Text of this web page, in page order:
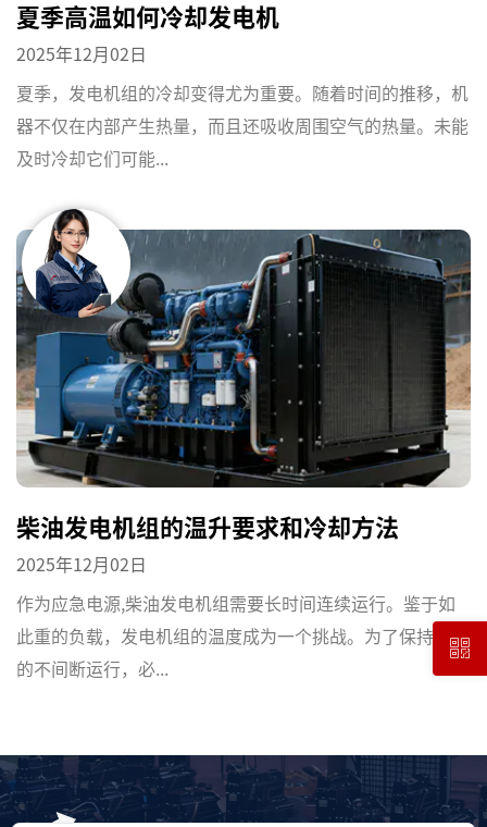
夏季高温如何冷却发电机
2025年12月02日
夏季，发电机组的冷却变得尤为重要。随着时间的推移，机
器不仅在内部产生热量，而且还吸收周围空气的热量。未能
及时冷却它们可能...
柴油发电机组的温升要求和冷却方法
2025年12月02日
作为应急电源,柴油发电机组需要长时间连续运行。鉴于如
此重的负载，发电机组的温度成为一个挑战。为了保持良好
的不间断运行，必...